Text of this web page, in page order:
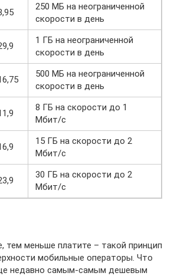
250 МБ на неограниченной
скорости в день
1 ГБ на неограниченной
скорости в день
500 МБ на неограниченной
скорости в день
8 ГБ на скорости до 1
Мбит/с
15 ГБ на скорости до 2
Мбит/с
30 ГБ на скорости до 2
Мбит/с
тем меньше платите – такой принцип
мобильные операторы. Что
недавно самым-самым дешевым